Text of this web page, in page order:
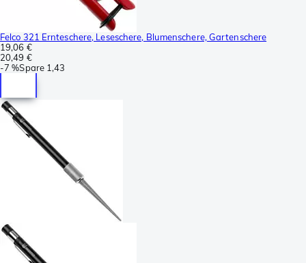
Felco 321 Ernteschere, Leseschere, Blumenschere, Gartenschere
19,06 €
20,49 €
-7 %Spare 1,43